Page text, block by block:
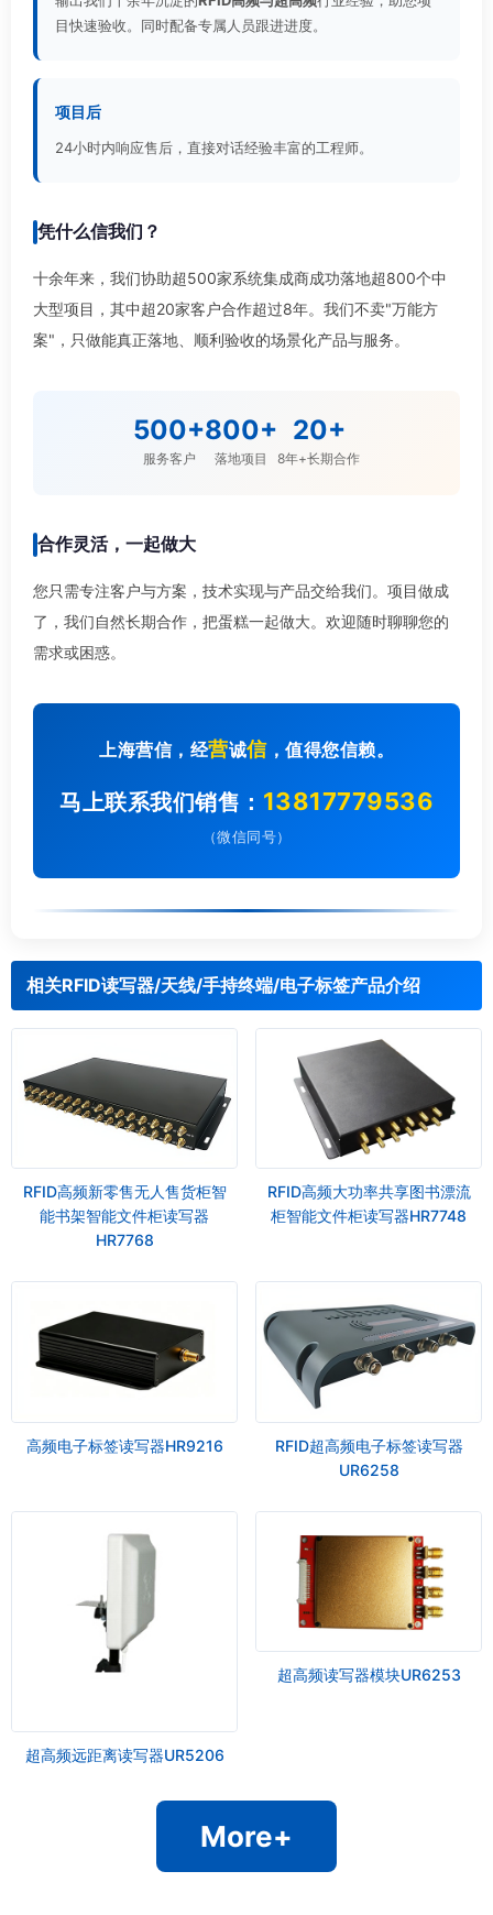
目快速验收。同时配备专属人员跟进进度。
项目后
24小时内响应售后，直接对话经验丰富的工程师。
凭什么信我们？
十余年来，我们协助超500家系统集成商成功落地超800个中
大型项目，其中超20家客户合作超过8年。我们不卖"万能方
案"，只做能真正落地、顺利验收的场景化产品与服务。
500+
服务客户
800+
落地项目
20+
8年+长期合作
合作灵活，一起做大
您只需专注客户与方案，技术实现与产品交给我们。项目做成
了，我们自然长期合作，把蛋糕一起做大。欢迎随时聊聊您的
需求或困惑。
上海营信，经营诚信，值得您信赖。
马上联系我们销售： 13817779536
（微信同号）
相关RFID读写器/天线/手持终端/电子标签产品介绍
RFID高频新零售无人售货柜智
能书架智能文件柜读写器
HR7768
RFID高频大功率共享图书漂流
柜智能文件柜读写器HR7748
高频电子标签读写器HR9216
RFID超高频电子标签读写器
UR6258
超高频远距离读写器UR5206
超高频读写器模块UR6253
More+